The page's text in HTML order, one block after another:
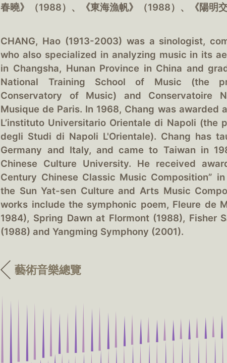
春曉》（1988）、《東海漁帆》（1988）、《陽明
CHANG, Hao (1913-2003) was a sinologist,
who also specialized in analyzing music in its
in Changsha, Hunan Province in China and
National Training School of Music (the
Conservatory of Music) and Conservatoire
Musique de Paris. In 1968, Chang was awarded
L’instituto Universitario Orientale di Napoli (the
degli Studi di Napoli L'Orientale). Chang has
Germany and Italy, and came to Taiwan in
Chinese Culture University. He received
Century Chinese Classic Music Composition”
the Sun Yat-sen Culture and Arts Music
works include the symphonic poem, Fleure de
1984), Spring Dawn at Flormont (1988), Fisher
(1988) and Yangming Symphony (2001).
藝術音樂總覽